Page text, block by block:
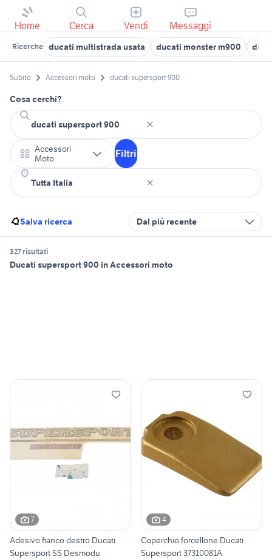
Home Cerca Vendi Messaggi
Ricerche ducati multistrada usata ducati monster m900
Subito Accessori moto ducati supersport 900
Cosa cerchi?
Accessori
Moto
Filtri
Salva ricerca Dal più recente
327 risultati
Ducati supersport 900 in Accessori moto
7
Adesivo fianco destro Ducati
Supersport SS Desmodu
4
Coperchio forcellone Ducati
Supersport 37310081A